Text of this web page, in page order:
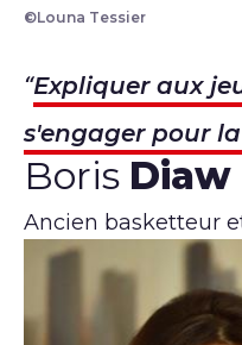
©Louna Tessier
Expliquer aux
s'engager pour
Boris Diaw
Ancien basketteur